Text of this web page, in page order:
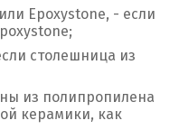
Epoxystone, - если
столешница из
из полипропилена
керамики, как